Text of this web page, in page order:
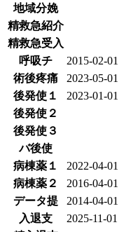
地域分娩
精救急紹介
精救急受入
呼吸チ
2015-02-01
術後疼痛
2023-05-01
後発使１
2023-01-01
後発使２
後発使３
バ後使
病棟薬１
2022-04-01
病棟薬２
2016-04-01
データ提
2014-04-01
入退支
2025-11-01